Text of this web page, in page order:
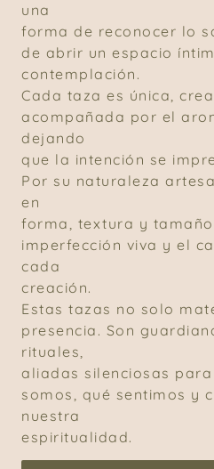
una
forma de reconocer lo
de abrir un espacio
contemplación.
Cada taza es única,
acompañada por el
dejando
que la intención se
Por su naturaleza
en
forma, textura y
imperfección viva y el
cada
creación.
Estas tazas no solo
presencia. Son
rituales,
aliadas silenciosas
somos, qué sentimos y
nuestra
espiritualidad.